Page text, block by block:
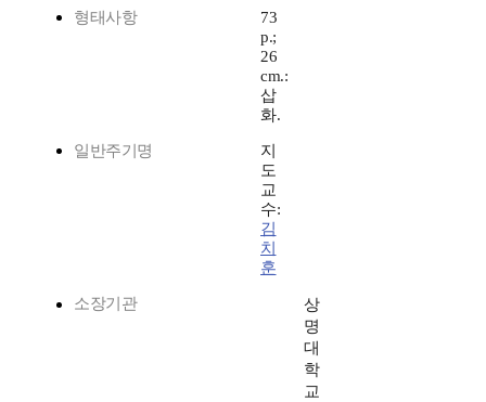
형태사항
73
p.;
26
cm.:
삽
화.
일반주기명
지
도
교
수:
김
치
훈
소장기관
상
명
대
학
교